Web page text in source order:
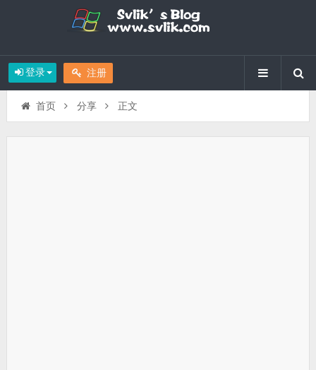
登录 注册
首页 分享 正文